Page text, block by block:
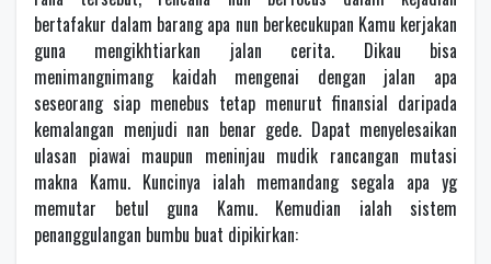
bertafakur dalam barang apa nun berkecukupan Kamu kerjakan
guna mengikhtiarkan jalan cerita. Dikau bisa
menimangnimang kaidah mengenai dengan jalan apa
seseorang siap menebus tetap menurut finansial daripada
kemalangan menjudi nan benar gede. Dapat menyelesaikan
ulasan piawai maupun meninjau mudik rancangan mutasi
makna Kamu. Kuncinya ialah memandang segala apa yg
memutar betul guna Kamu. Kemudian ialah sistem
penanggulangan bumbu buat dipikirkan: